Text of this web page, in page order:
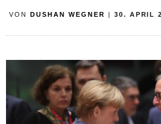
VON DUSHAN WEGNER | 30. APRIL